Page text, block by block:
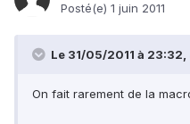
Posté(e) 1 juin 2011
Le 31/05/2011 à 23:32,
On fait rarement de la